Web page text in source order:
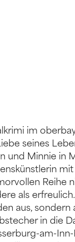
im
seines
und Minnie in
Reihe
als
aus, sondern
in die
am-